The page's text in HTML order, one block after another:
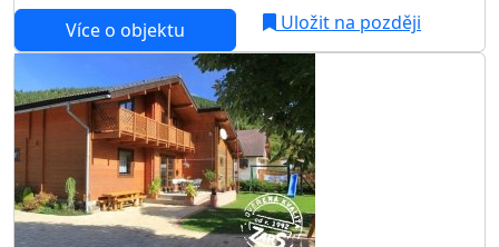
Více o objektu
Uložit na později